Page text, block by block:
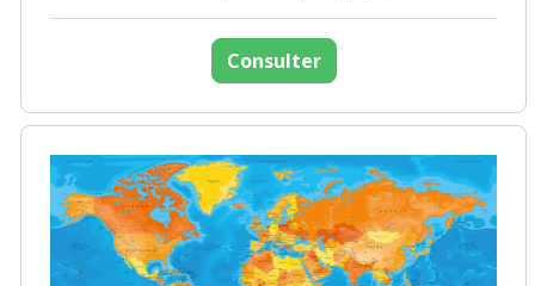
Consulter